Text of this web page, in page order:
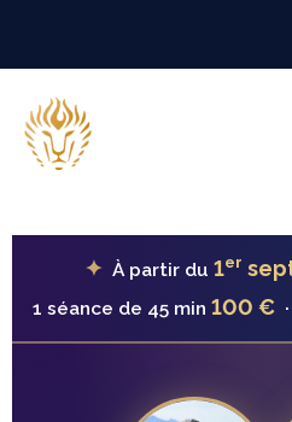
✦ À partir du 1er
1 séance de 45 min 100 €